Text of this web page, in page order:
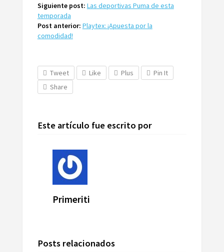
Siguiente post: Las deportivas Puma de esta
temporada
Post anterior: Playtex: ¡Apuesta por la
comodidad!
Tweet Like Plus
Pin It
Share
Este artículo fue escrito por
Primeriti
Posts relacionados